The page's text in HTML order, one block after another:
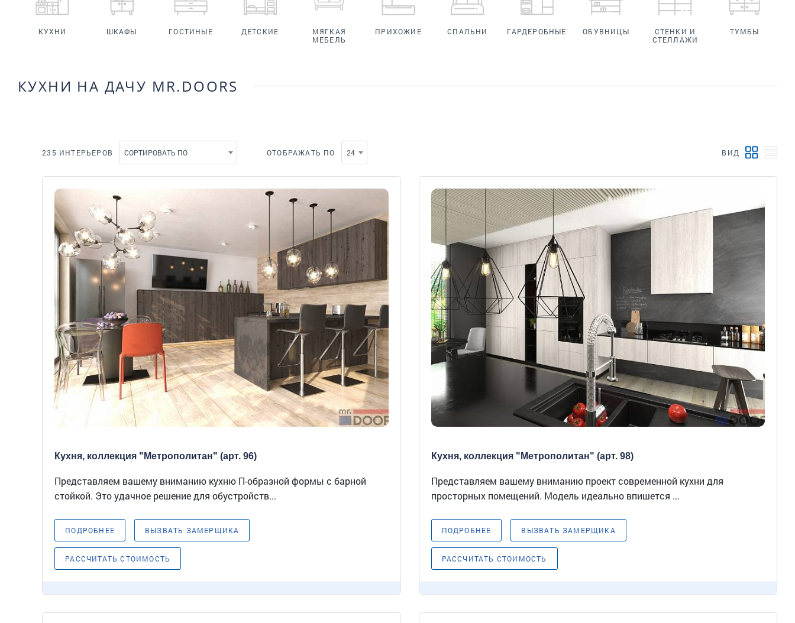
КУХНИ ШКАФЫ ГОСТИНЫЕ ДЕТСКИЕ
МЯГКАЯ
МЕБЕЛЬ
ПРИХОЖИЕ СПАЛЬНИ ГАРДЕРОБНЫЕ ОБУВНИЦЫ
СТЕНКИ И
СТЕЛЛАЖИ
ТУМБЫ
КУХНИ НА ДАЧУ MR.DOORS
235 ИНТЕРЬЕРОВ СОРТИРОВАТЬ ПО ОТОБРАЖАТЬ ПО 24 ВИД
Кухня, коллекция "Метрополитан" (арт. 96)
Представляем вашему вниманию кухню П-образной формы с барной
стойкой. Это удачное решение для обустройств...
ПОДРОБНЕЕ ВЫЗВАТЬ ЗАМЕРЩИКА
РАССЧИТАТЬ СТОИМОСТЬ
Кухня, коллекция "Метрополитан" (арт. 98)
Представляем вашему вниманию проект современной кухни для
просторных помещений. Модель идеально впишется ...
ПОДРОБНЕЕ ВЫЗВАТЬ ЗАМЕРЩИКА
РАССЧИТАТЬ СТОИМОСТЬ